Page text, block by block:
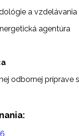
a vzdelávania
agentúra
odbornej príprave